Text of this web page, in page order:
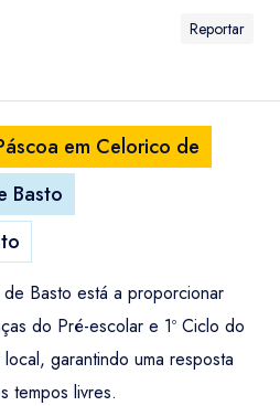
Reportar
em Celorico de
Basto
Basto está a proporcionar
do Pré-escolar e 1º Ciclo do
garantindo uma resposta
tempos livres.